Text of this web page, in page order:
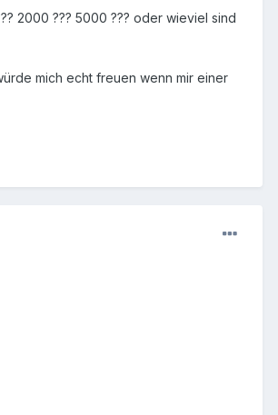
2000 ??? 5000 ??? oder wieviel sind
mich echt freuen wenn mir einer